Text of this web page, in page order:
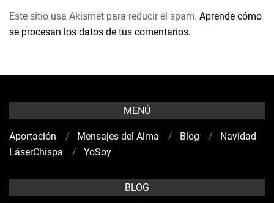
Este sitio usa Akismet para reducir el spam. Aprende cómo
se procesan los datos de tus comentarios.
MENÚ
Aportación Mensajes del Alma Blog
Navidad
LáserChispa
YoSoy
BLOG